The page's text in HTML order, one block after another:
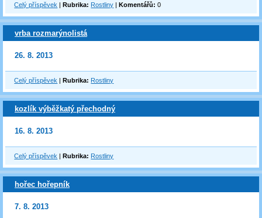
Celý příspěvek |Rubrika: Rostliny |Komentářů: 0
vrba rozmarýnolistá
26. 8. 2013
Celý příspěvek |Rubrika: Rostliny
kozlík výběžkatý přechodný
16. 8. 2013
Celý příspěvek |Rubrika: Rostliny
hořec hořepník
7. 8. 2013